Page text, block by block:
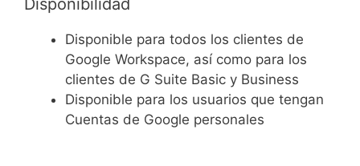
Disponibilidad
Disponible para todos los clientes de
Google Workspace, así como para los
clientes de G Suite Basic y Business
Disponible para los usuarios que tengan
Cuentas de Google personales